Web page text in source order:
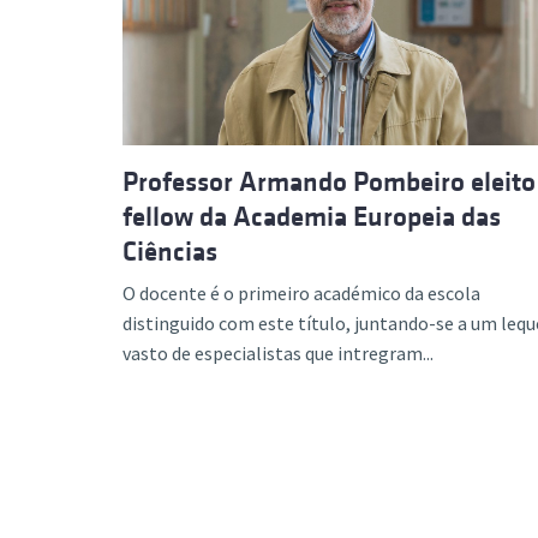
Professor Armando Pombeiro eleito
fellow da Academia Europeia das
Ciências
O docente é o primeiro académico da escola
distinguido com este título, juntando-se a um
vasto de especialistas que intregram...